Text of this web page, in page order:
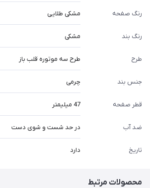
رنگ صفحه مشکی طلایی
رنگ بند مشکی
طرح طرح سه موتوره قلب باز
جنس بند چرمی
قطر صفحه 47 میلیمتر
ضد آب در حد شست و شوی دست
تاریخ دارد
محصولات مرتبط